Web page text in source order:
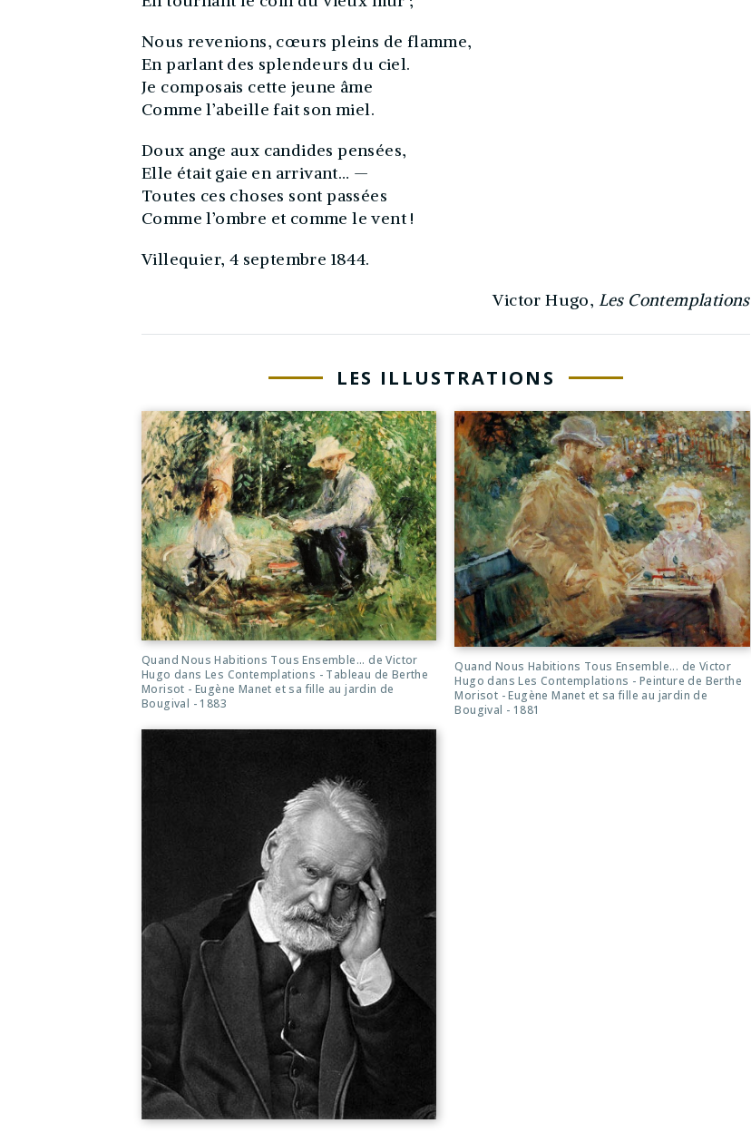
Nous revenions, cœurs pleins de flamme,
En parlant des splendeurs du ciel.
Je composais cette jeune âme
Comme l’abeille fait son miel.
Doux ange aux candides pensées,
Elle était gaie en arrivant… —
Toutes ces choses sont passées
Comme l’ombre et comme le vent !
Villequier, 4 septembre 1844.
Victor Hugo, Les Contemplations
LES ILLUSTRATIONS
Quand Nous Habitions Tous Ensemble... de Victor
Hugo dans Les Contemplations - Tableau de Berthe
Morisot - Eugène Manet et sa fille au jardin de
Bougival - 1883
Quand Nous Habitions Tous Ensemble... de Victor
Hugo dans Les Contemplations - Peinture de Berthe
Morisot - Eugène Manet et sa fille au jardin de
Bougival - 1881